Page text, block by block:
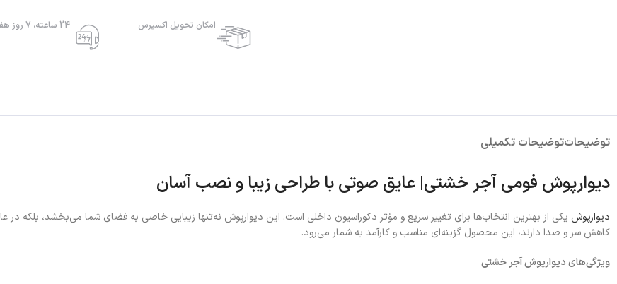
امکان تحویل اکسپرس 24 ساعته، 7 روز هفته
توضیحاتتوضیحات تکمیلی
دیوارپوش فومی آجر خشتی| عایق صوتی با طراحی زیبا و نصب آسان
دیوارپوش یکی از بهترین انتخاب‌ها برای تغییر سریع و مؤثر دکوراسیون داخلی است. این دیوارپوش نه‌تنها زیبایی خاصی به فضای شما می‌بخشد، بلکه در
کاهش سر و صدا دارند، این محصول گزینه‌ای مناسب و کارآمد به شمار می‌رود.
ویژگی‌های دیوارپوش آجر خشتی